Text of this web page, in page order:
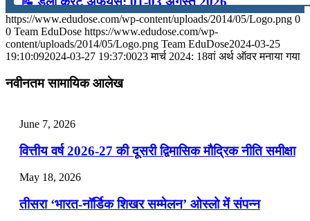
July 31, 2026
📝 डेली करेंट अफेयर्स: 28-31 जुलाई 2026
July 28, 2026
📝 डेली करेंट अफेयर्स: 22-24 जुलाई 2026
https://www.edudose.com/wp-content/uploads/2014/05/Logo.png 0
0 Team EduDose https://www.edudose.com/wp-
content/uploads/2014/05/Logo.png Team EduDose2024-03-25
19:10:092024-03-27 19:37:0023 मार्च 2024: 18वां अर्थ ऑवर मनाया गया
नवीनतम सामायिक आलेख
June 7, 2026
वित्तीय वर्ष 2026-27 की दूसरी द्विमासिक मौद्रिक नीति समीक्षा
May 18, 2026
तीसरा ‘भारत-नॉर्डिक शिखर सम्मेलन’ ओस्लो में संपन्न